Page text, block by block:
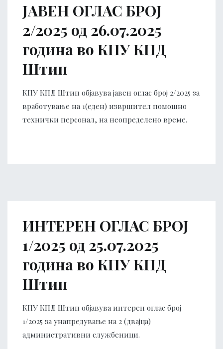
ЈАВЕН ОГЛАС БРОЈ
2/2025 од 26.07.2025
година во КПУ КПД
Штип
КПУ КПД Штип објавува јавен оглас број 2/2025 за
вработување на 1(еден) извршител помошно
технички персонал, на неопределено време.
ИНТЕРЕН ОГЛАС БРОЈ
1/2025 од 25.07.2025
година во КПУ КПД
Штип
КПУ КПД Штип објавува интерен оглас број
1/2025 за унапредување на 2 (двајца)
административни службеници.